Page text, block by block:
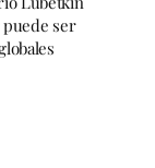
puede ser